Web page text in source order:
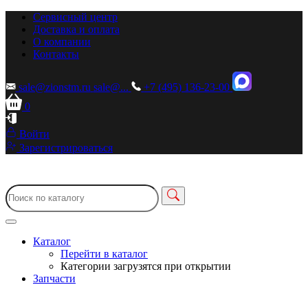
Сервисный центр
Доставка и оплата
О компании
Контакты
sale@zionstm.ru sale@...
+7 (495) 136-23-00
0
Войти
Зарегистрироваться
Каталог
Перейти в каталог
Категории загрузятся при открытии
Запчасти